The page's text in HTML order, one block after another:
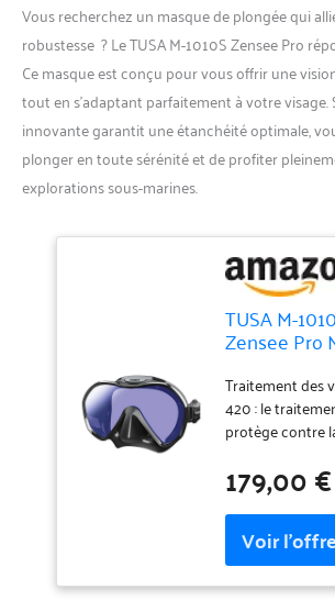
Vous recherchez un masque de plongée qui
robustesse ? Le TUSA M-1010S Zensee Pro
Ce masque est conçu pour vous offrir une
tout en s’adaptant parfaitement à votre
innovante garantit une étanchéité optimale,
plonger en toute sérénité et de profiter
explorations sous-marines.
TUSA M-
Zensee Pro
Traitement des
420 : le
protège contre
visible (HEV) et
d'endommager
lumière HEV n'est
seulement
ensoleillés, mais
jours couverts.
179,00 €